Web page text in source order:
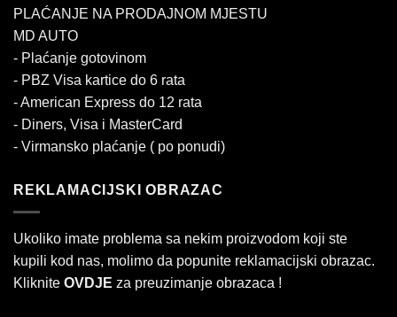
PLAĆANJE NA PRODAJNOM MJESTU
MD AUTO
- Plaćanje gotovinom
- PBZ Visa kartice do 6 rata
- American Express do 12 rata
- Diners, Visa i MasterCard
- Virmansko plaćanje ( po ponudi)
REKLAMACIJSKI OBRAZAC
Ukoliko imate problema sa nekim proizvodom koji ste
kupili kod nas, molimo da popunite reklamacijski obrazac.
Kliknite OVDJE za preuzimanje obrazaca !